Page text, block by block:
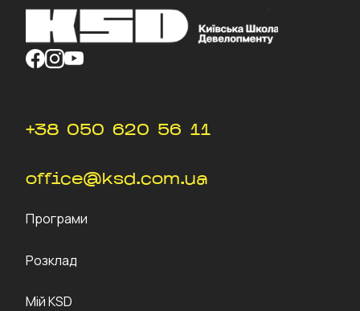
+38 050 620 56 11
office@ksd.com.ua
Програми
Розклад
Мій KSD